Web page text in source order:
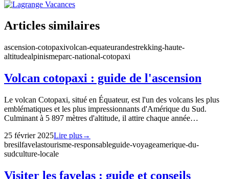
Articles similaires
ascension-cotopaxivolcan-equateurandestrekking-haute-
altitudealpinismeparc-national-cotopaxi
Volcan cotopaxi : guide de l'ascension
Le volcan Cotopaxi, situé en Équateur, est l'un des volcans les plus
emblématiques et les plus impressionnants d'Amérique du Sud.
Culminant à 5 897 mètres d'altitude, il attire chaque année…
25 février 2025Lire plus→
bresilfavelastourisme-responsableguide-voyageamerique-du-
sudculture-locale
Visiter les favelas : guide et conseils